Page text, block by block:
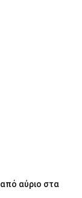
αύριο στα